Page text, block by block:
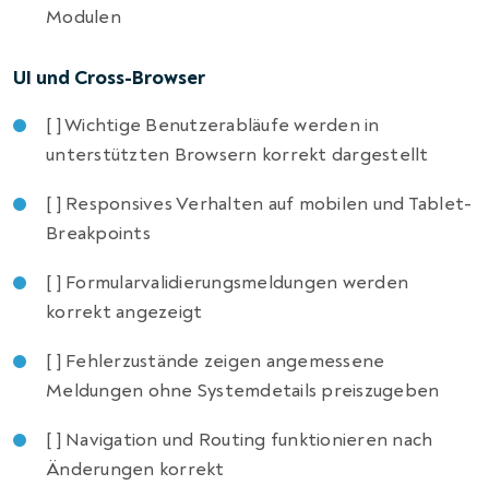
Modulen
UI und Cross-Browser
[ ] Wichtige Benutzerabläufe werden in
unterstützten Browsern korrekt dargestellt
[ ] Responsives Verhalten auf mobilen und Tablet-
Breakpoints
[ ] Formularvalidierungsmeldungen werden
korrekt angezeigt
[ ] Fehlerzustände zeigen angemessene
Meldungen ohne Systemdetails preiszugeben
[ ] Navigation und Routing funktionieren nach
Änderungen korrekt